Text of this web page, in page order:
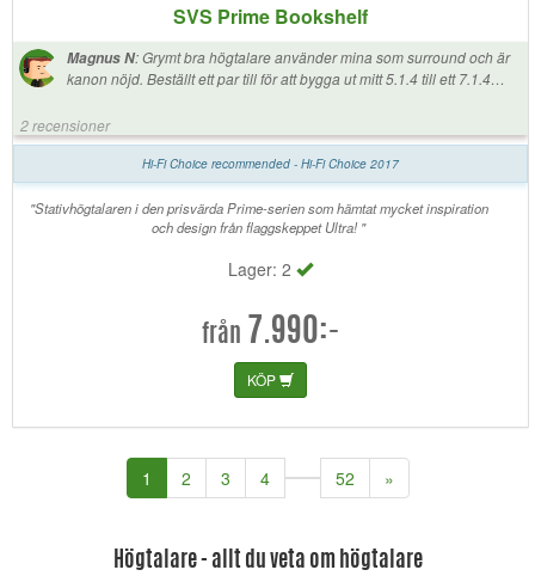
SVS Prime Bookshelf
Magnus N:Grymt bra högtalare använder mina som surround och är
kanon nöjd. Beställt ett par till för att bygga ut mitt 5.1.4 till ett 7.1.4
2 recensioner
Hi-Fi Choice recommended - Hi-Fi Choice 2017
"Stativhögtalaren i den prisvärda Prime-serien som hämtat mycket inspiration
och design från flaggskeppet Ultra! "
Lager: 2
från 7.990:-
KÖP
1 (current)
2 3 4 52 »
Högtalare - allt du veta om högtalare